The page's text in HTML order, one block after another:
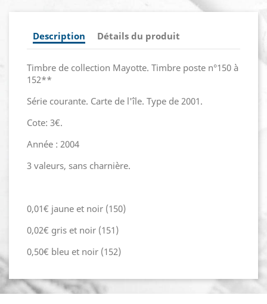
Description Détails du produit
Timbre de collection Mayotte. Timbre poste n°150 à
152**
Série courante. Carte de l'île. Type de 2001.
Cote: 3€.
Année : 2004
3 valeurs, sans charnière.
0,01€ jaune et noir (150)
0,02€ gris et noir (151)
0,50€ bleu et noir (152)